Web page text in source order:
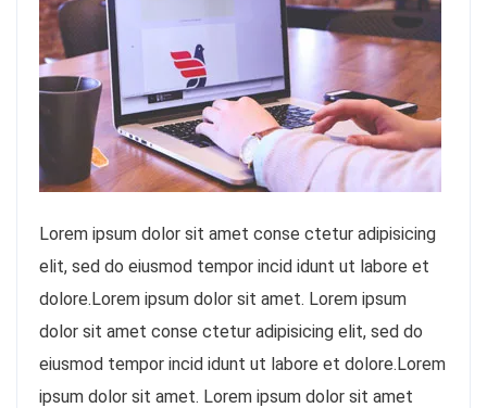
Lorem ipsum dolor sit amet conse ctetur adipisicing
elit, sed do eiusmod tempor incid idunt ut labore et
dolore.Lorem ipsum dolor sit amet. Lorem ipsum
dolor sit amet conse ctetur adipisicing elit, sed do
eiusmod tempor incid idunt ut labore et dolore.Lorem
ipsum dolor sit amet. Lorem ipsum dolor sit amet